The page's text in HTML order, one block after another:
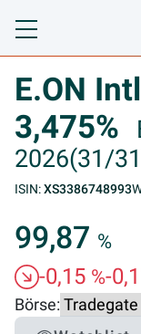
Toggle
E.ON
3,475%
2026(31/
ISIN:XS3386748993
99,87 %
-0,15 %-
Börse: